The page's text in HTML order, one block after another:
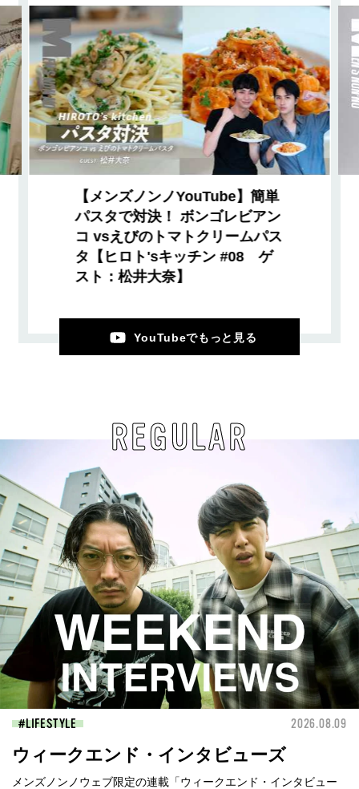
【メンズノンノYouTube】簡単
パスタで対決！ ボンゴレビアン
コ vsえびのトマトクリームパス
タ【ヒロト'sキッチン #08 ゲ
スト：松井大奈】
YouTubeでもっと見る
REGULAR
LIFESTYLE 2026.08.09
ウィークエンド・インタビューズ
メンズノンノウェブ限定の連載「ウィークエンド・インタビュー